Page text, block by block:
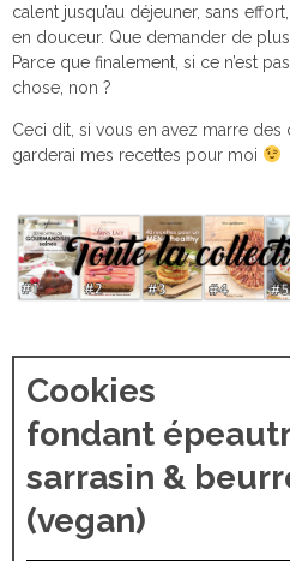
calent jusqu’au déjeuner, sans
en douceur. Que demander de
Parce que finalement, si ce n’est
chose, non ?
Ceci dit, si vous en avez marre
garderai mes recettes pour moi
Cookies
fondant
sarrasin &
(vegan)